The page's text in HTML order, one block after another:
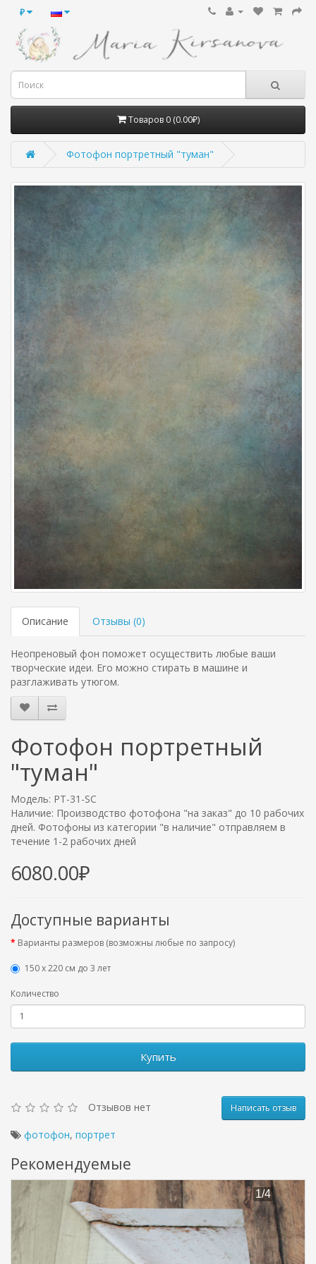
₽
Товаров 0 (0.00₽)
Фотофон портретный "туман"
Описание Отзывы (0)
Неопреновый фон поможет осуществить любые ваши
творческие идеи. Его можно стирать в машине и
разглаживать утюгом.
Фотофон портретный
"туман"
Модель: PT-31-SC
Наличие: Производство фотофона "на заказ" до 10 рабочих
дней. Фотофоны из категории "в наличие" отправляем в
течение 1-2 рабочих дней
6080.00₽
Доступные варианты
Варианты размеров (возможны любые по запросу)
150 х 220 см до 3 лет
Количество
Купить
Отзывов нет Написать отзыв
фотофон, портрет
Рекомендуемые